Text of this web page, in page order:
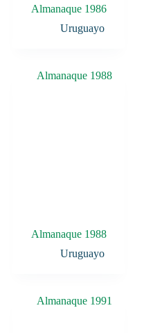
Almanaque 1986
Uruguayo
Almanaque 1988
Uruguayo